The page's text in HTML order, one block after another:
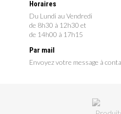
Horaires
Du Lundi au Vendredi
de 8h30 à 12h30 et
de 14h00 à 17h15
Par mail
Envoyez votre message à